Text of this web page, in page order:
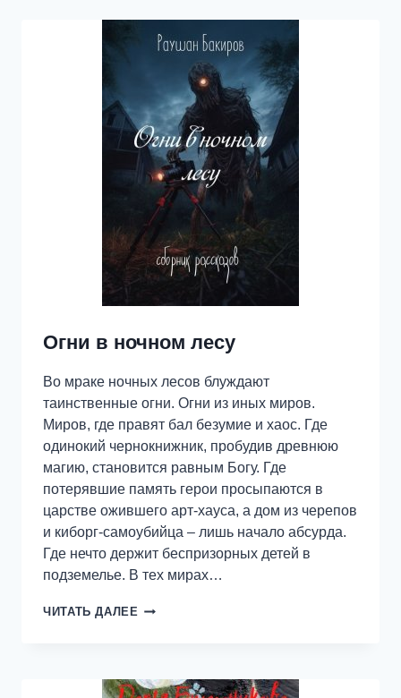
Огни в ночном лесу
Во мраке ночных лесов блуждают
таинственные огни. Огни из иных миров.
Миров, где правят бал безумие и хаос. Где
одинокий чернокнижник, пробудив древнюю
магию, становится равным Богу. Где
потерявшие память герои просыпаются в
царстве ожившего арт-хауса, а дом из черепов
и киборг-самоубийца – лишь начало абсурда.
Где нечто держит беспризорных детей в
подземелье. В тех мирах…
ЧИТАТЬ ДАЛЕЕ ОГНИ